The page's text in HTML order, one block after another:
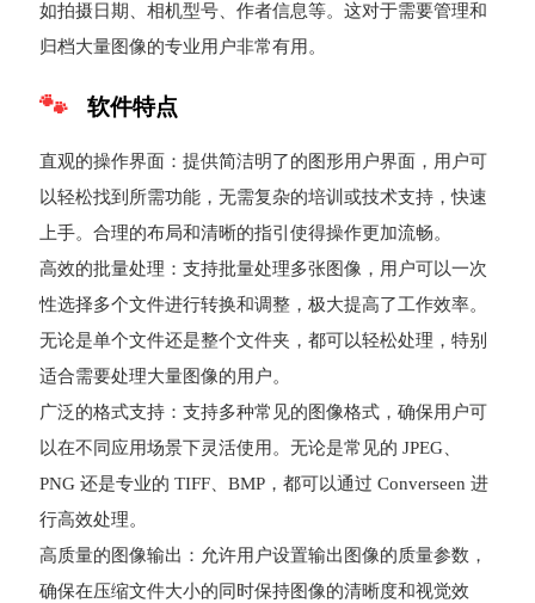
如拍摄日期、相机型号、作者信息等。这对于需要管理和
归档大量图像的专业用户非常有用。
软件特点
直观的操作界面：提供简洁明了的图形用户界面，用户可
以轻松找到所需功能，无需复杂的培训或技术支持，快速
上手。合理的布局和清晰的指引使得操作更加流畅。
高效的批量处理：支持批量处理多张图像，用户可以一次
性选择多个文件进行转换和调整，极大提高了工作效率。
无论是单个文件还是整个文件夹，都可以轻松处理，特别
适合需要处理大量图像的用户。
广泛的格式支持：支持多种常见的图像格式，确保用户可
以在不同应用场景下灵活使用。无论是常见的 JPEG、
PNG 还是专业的 TIFF、BMP，都可以通过 Converseen 进
行高效处理。
高质量的图像输出：允许用户设置输出图像的质量参数，
确保在压缩文件大小的同时保持图像的清晰度和视觉效